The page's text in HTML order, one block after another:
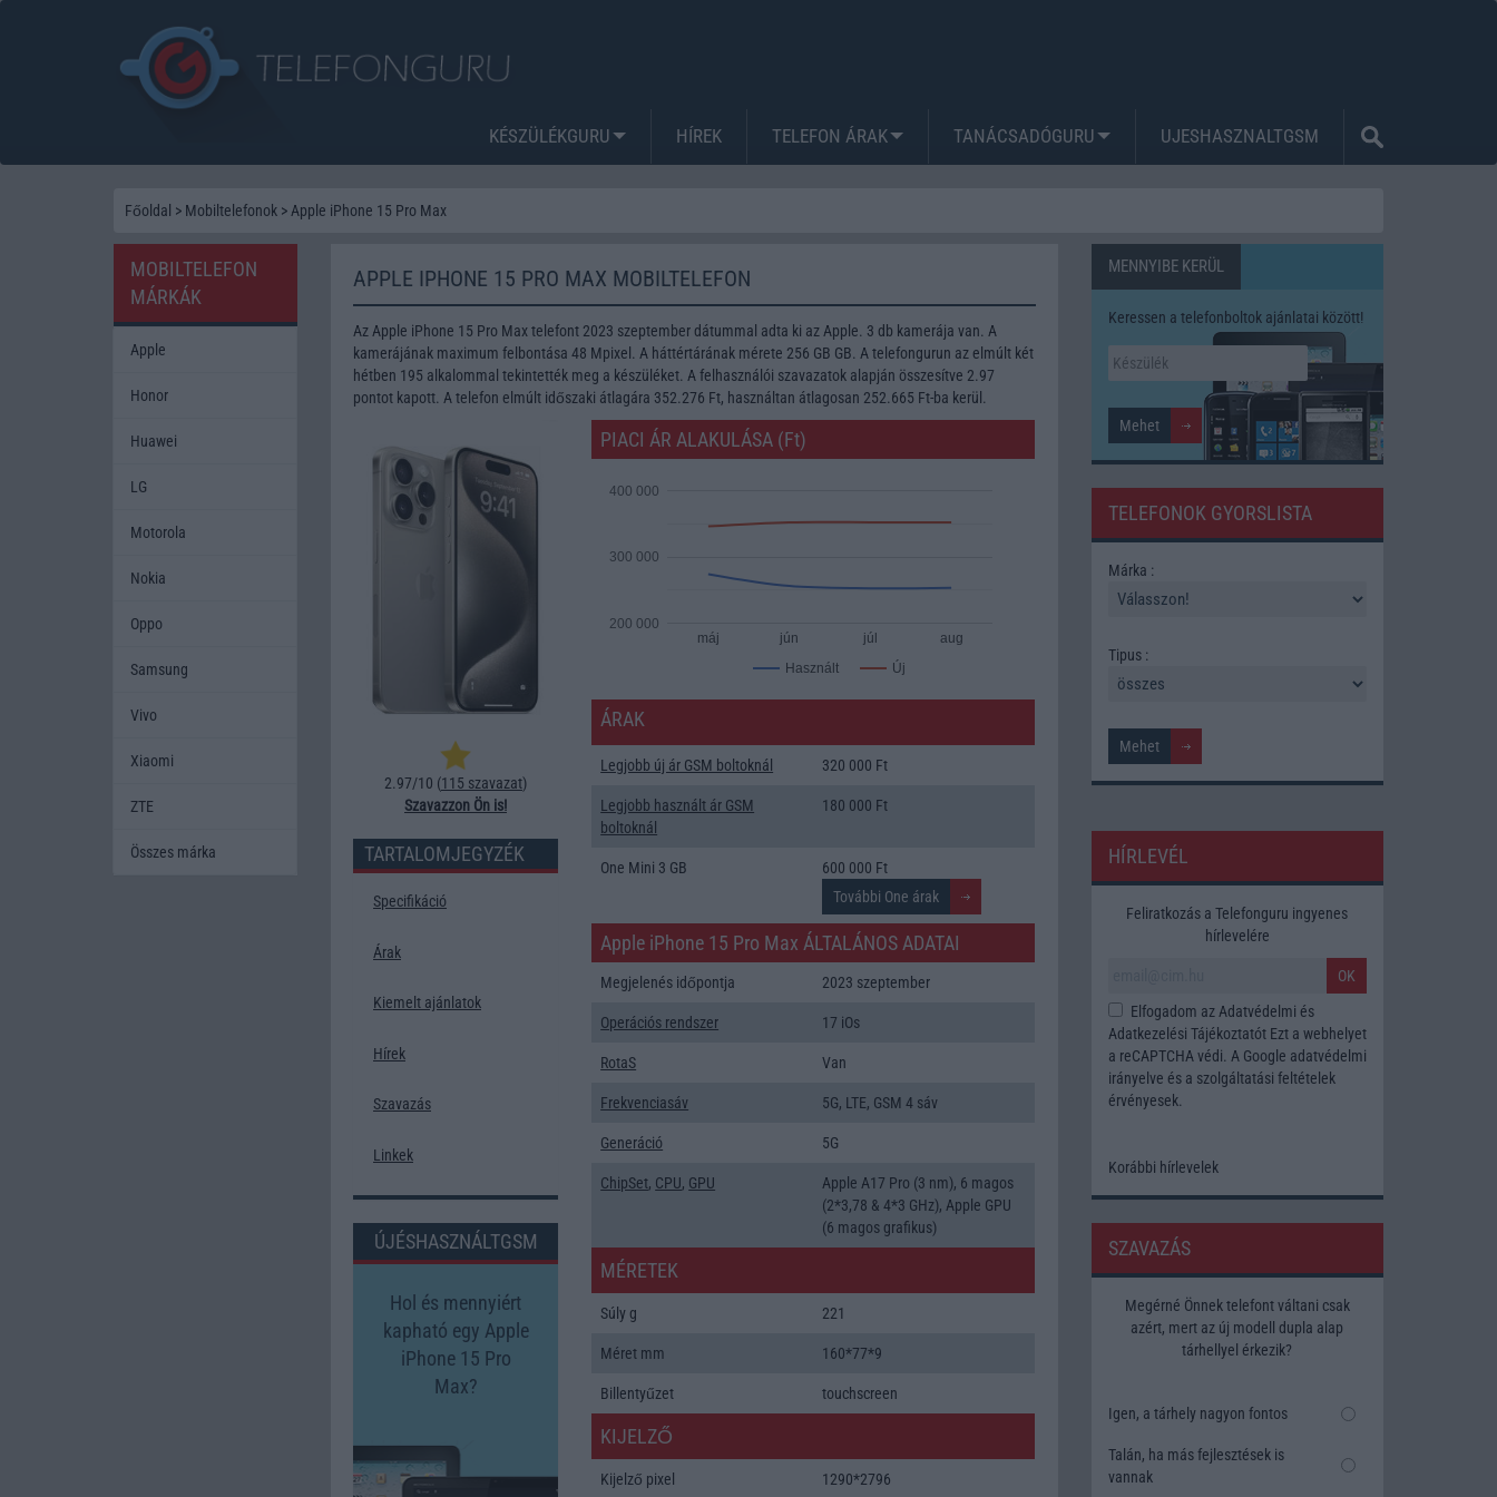
KÉSZÜLÉKGURU HÍREK TELEFON ÁRAK TANÁCSADÓGURU UJESHASZNALTGSM
Főoldal > Mobiltelefonok > Apple iPhone 15 Pro Max
APPLE IPHONE 15 PRO MAX MOBILTELEFON
Az Apple iPhone 15 Pro Max telefont 2023 szeptember dátummal adta ki az Apple. 3 db kamerája van. A
kamerájának maximum felbontása 48 Mpixel. A háttértárának mérete 256 GB GB. A telefongurun az elmúlt két
hétben 195 alkalommal tekintették meg a készüléket. A felhasználói szavazatok alapján összesítve 2.97
pontot kapott. A telefon elmúlt időszaki átlagára 352.276 Ft, használtan átlagosan 252.665 Ft-ba kerül.
2.97/10 (115 szavazat)
Szavazzon Ön is!
TARTALOMJEGYZÉK
Specifikáció
Árak
Kiemelt ajánlatok
Hírek
Szavazás
Linkek
ÚJÉSHASZNÁLTGSM
Hol és mennyiért
kapható egy Apple
iPhone 15 Pro
Max?
PIACI ÁR ALAKULÁSA (Ft)
Használt Új
máj jún júl aug
200 000
300 000
400 000
ÁRAK
Legjobb új ár GSM boltoknál 320 000 Ft
Legjobb használt ár GSM
boltoknál
180 000 Ft
One Mini 3 GB 600 000 Ft
Apple iPhone 15 Pro Max ÁLTALÁNOS ADATAI
Megjelenés időpontja 2023 szeptember
Operációs rendszer 17 iOs
RotaS Van
Frekvenciasáv 5G, LTE, GSM 4 sáv
Generáció 5G
ChipSet, CPU, GPU
Apple A17 Pro (3 nm), 6 magos
(2*3,78 & 4*3 GHz), Apple GPU
(6 magos grafikus)
MÉRETEK
Súly g 221
Méret mm 160*77*9
Billentyűzet touchscreen
KIJELZŐ
Kijelző pixel 1290*2796
MENNYIBE KERÜL
Keressen a telefonboltok ajánlatai között!
TELEFONOK GYORSLISTA
Márka :
Tipus :
HÍRLEVÉL
Feliratkozás a Telefonguru ingyenes
hírlevelére
OK
Elfogadom az Adatvédelmi és
Adatkezelési TájékoztatótEzt a webhelyet
a reCAPTCHA védi. A Google adatvédelmi
irányelve és a szolgáltatási feltételek
érvényesek.
Korábbi hírlevelek
SZAVAZÁS
Megérné Önnek telefont váltani csak
azért, mert az új modell dupla alap
tárhellyel érkezik?
Igen, a tárhely nagyon fontos
Talán, ha más fejlesztések is
vannak
MOBILTELEFON
MÁRKÁK
Apple
Honor
Huawei
LG
Motorola
Nokia
Oppo
Samsung
Vivo
Xiaomi
ZTE
Összes márka